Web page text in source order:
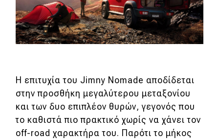
DRIVE Away
Μεταχειρισμένο
Οδηγός αγοράς
Συμβουλές
Η επιτυχία του Jimny Nomade αποδίδεται
στην προσθήκη μεγαλύτερου μεταξονίου
και των δυο επιπλέον θυρών, γεγονός που
το καθιστά πιο πρακτικό χωρίς να χάνει τον
off-road χαρακτήρα του. Παρότι το μήκος